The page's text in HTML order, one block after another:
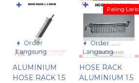
Order
Langsung
ALUMINIUM
HOSE RACK 1.5
✚
Order
Langsung
Paling Laris
HOSE RACK
ALUMINIUM 1.5
✚